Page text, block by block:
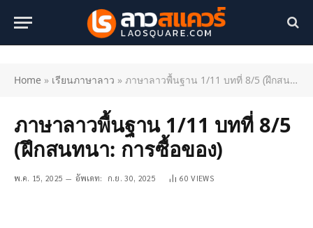
Home » เรียนภาษาลาว » ภาษาลาวพื้นฐาน 1/11 บทที่ 8/5 (ฝึกสนทนา: การซื้อของ)
ภาษาลาวพื้นฐาน 1/11 บทที่ 8/5
(ฝึกสนทนา: การซื้อของ)
พ.ค. 15, 2025 อัพเดท: ก.ย. 30, 2025 60VIEWS